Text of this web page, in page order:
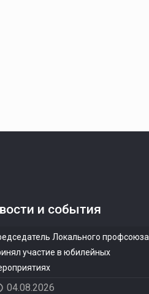
и события
Локального профсоюза
участие в юбилейных
04.08.2026